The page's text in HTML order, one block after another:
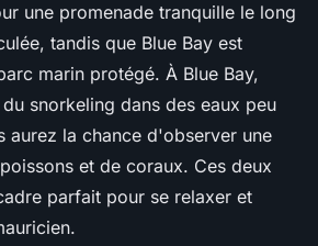
une promenade tranquille le long
tandis que Blue Bay est
marin protégé. À Blue Bay,
snorkeling dans des eaux peu
aurez la chance d'observer une
et de coraux. Ces deux
parfait pour se relaxer et